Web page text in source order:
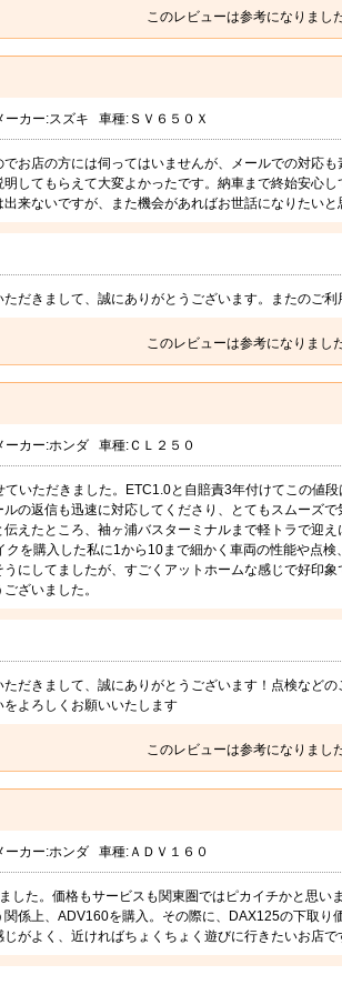
このレビューは参考になりまし
ーカー:スズキ 車種: ＳＶ６５０Ｘ
お店の方には伺ってはいませんが、メールでの対応
してもらえて大変よかったです。納車まで終始安心
来ないですが、また機会があればお世話になりたいと
だきまして、誠にありがとうございます。またのご利
このレビューは参考になりまし
ーカー:ホンダ 車種:ＣＬ２５０
いただきました。ETC1.0と自賠責3年付けてこの値
の返信も迅速に対応してくださり、とてもスムーズ
えたところ、袖ヶ浦バスターミナルまで軽トラで迎
クを購入した私に1から10まで細かく車両の性能や点検
うにしてましたが、すごくアットホームな感じで好印
ざいました。
だきまして、誠にありがとうございます！点検など
よろしくお願いいたします
このレビューは参考になりまし
ーカー:ホンダ 車種: ＡＤＶ１６０
した。価格もサービスも関東圏ではピカイチかと思い
係上、ADV160を購入。その際に、DAX125の下取り
がよく、近ければちょくちょく遊びに行きたいお店で